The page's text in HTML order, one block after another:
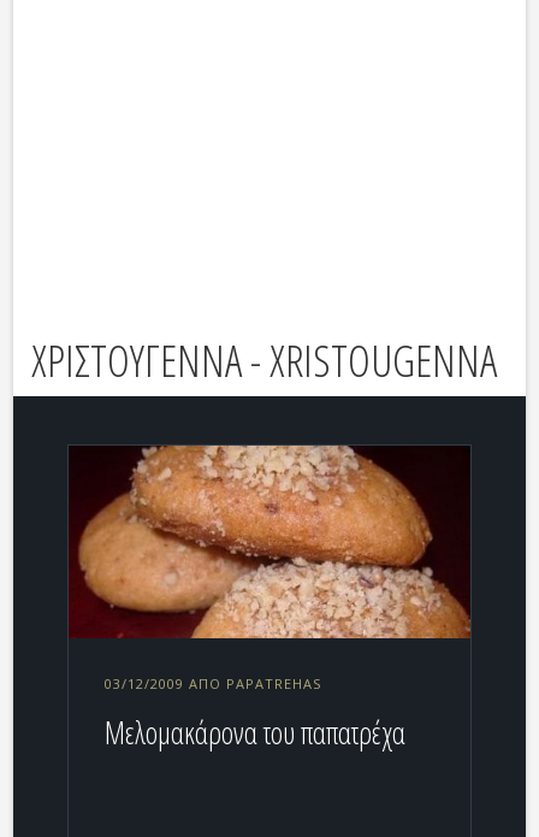
ΧΡΙΣΤΟΥΓΕΝΝΑ - XRISTOUGENNA
03/12/2009 ΑΠΌ PAPATREHAS
Μελομακάρονα του παπατρέχα